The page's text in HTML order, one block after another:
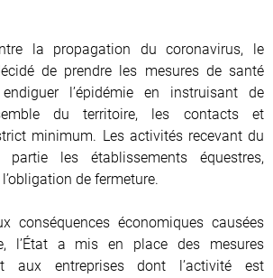
la propagation du coronavirus, le
de prendre les mesures de santé
l’épidémie en instruisant de
du territoire, les contacts et
minimum. Les activités recevant du
les établissements équestres,
de fermeture.
conséquences économiques causées
l’État a mis en place des mesures
aux entreprises dont l’activité est